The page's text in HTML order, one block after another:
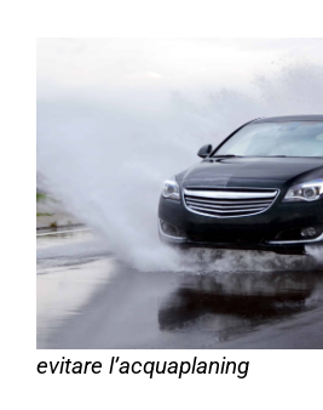
evitare l’acquaplaning